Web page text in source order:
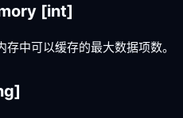
[int]
中可以缓存的最大数据项数。